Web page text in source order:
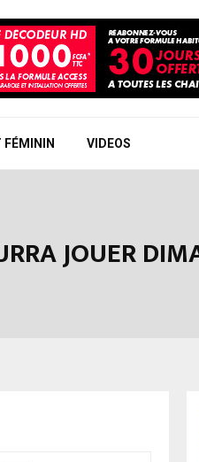
FÉMININ VIDEOS
JOUER